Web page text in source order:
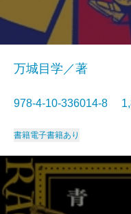
万城目学／著
978-4-10-336014-8
書籍電子書籍あり